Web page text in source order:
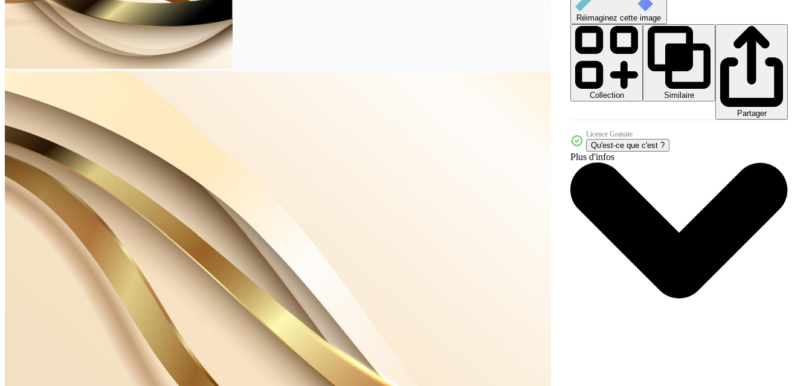
Réimaginez cette image
Collection
Similaire
Partager
Licence Gratuite
Qu'est-ce que c'est ?
Plus d'infos